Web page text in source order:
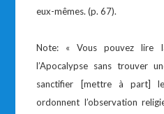
eux-mêmes. (p. 67).
Note: « Vous pouvez lire
l’Apocalypse sans trouver
sanctifier [mettre à part] le
ordonnent l’observation